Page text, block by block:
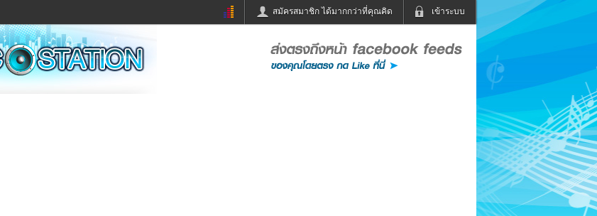
เข้าระบบ
สมัครสมาชิก ได้มากกว่าที่คุณคิด
ข่าวสั้น
หนังใหม่
ฟังวิทยุออนไลน์
หมากรุกไทย
Email